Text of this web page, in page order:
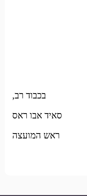
בכבוד רב,
סאיד אבו ראס
ראש המועצה